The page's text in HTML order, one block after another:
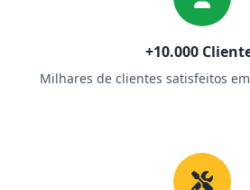
+10.000
Milhares de clientes satisfeitos